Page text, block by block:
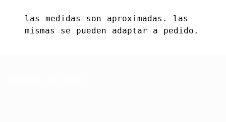
las medidas son aproximadas. las
mismas se pueden adaptar a pedido.